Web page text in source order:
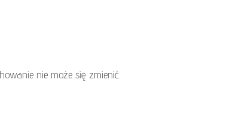
nie może się zmienić.